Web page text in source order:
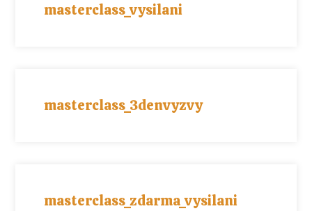
masterclass_vysilani
masterclass_3denvyzvy
masterclass_zdarma_vysilani